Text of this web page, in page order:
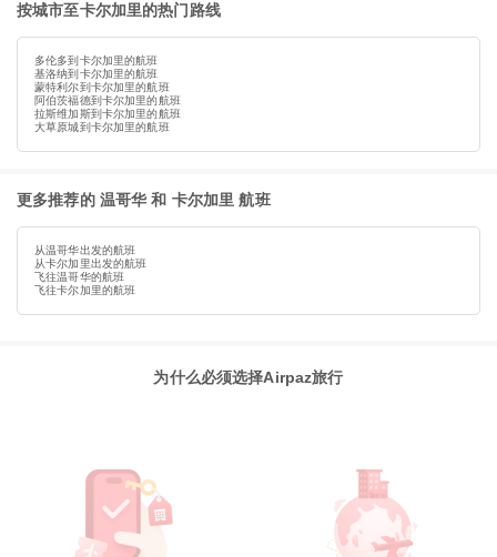
按城市至卡尔加里的热门路线
多伦多到卡尔加里的航班
基洛纳到卡尔加里的航班
蒙特利尔到卡尔加里的航班
阿伯茨福德到卡尔加里的航班
拉斯维加斯到卡尔加里的航班
大草原城到卡尔加里的航班
更多推荐的 温哥华 和 卡尔加里 航班
从温哥华出发的航班
从卡尔加里出发的航班
飞往温哥华的航班
飞往卡尔加里的航班
为什么必须选择Airpaz旅行